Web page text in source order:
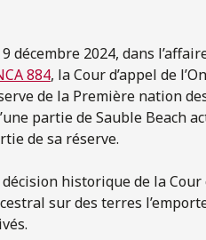
9 décembre 2024, dans
884, la Cour d’appel de
de la Première nation
partie de Sauble Beach
de sa réserve.
décision historique de la
sur des terres